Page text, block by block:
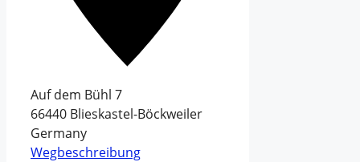
Auf dem Bühl 7
66440 Blieskastel-Böckweiler
Germany
Wegbeschreibung